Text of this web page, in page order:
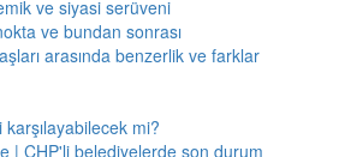
ve siyasi serüveni
ve bundan sonrası
arasında benzerlik ve farklar
mi?
| CHP'li belediyelerde son durum